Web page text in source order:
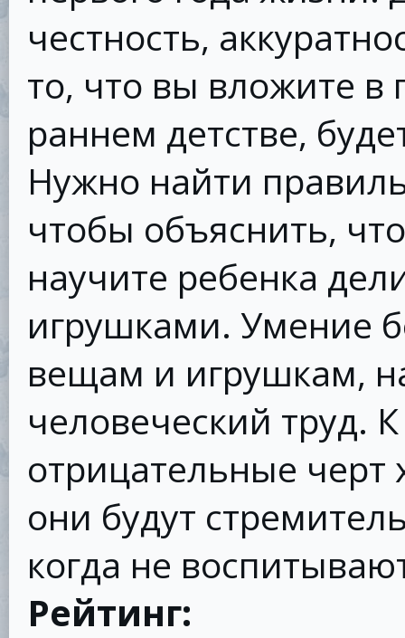
честность,
то, что вы вложите в
раннем детстве,
Нужно найти
чтобы объяснить,
научите ребенка
игрушками. Умение
вещам и игрушкам,
человеческий труд.
отрицательные черт
они будут
когда не
Рейтинг: